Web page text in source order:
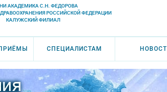
АКАДЕМИКА С.Н. ФЕДОРОВА
РОССИЙСКОЙ ФЕДЕРАЦИИ
КАЛУЖСКИЙ ФИЛИАЛ
СПЕЦИАЛИСТАМ